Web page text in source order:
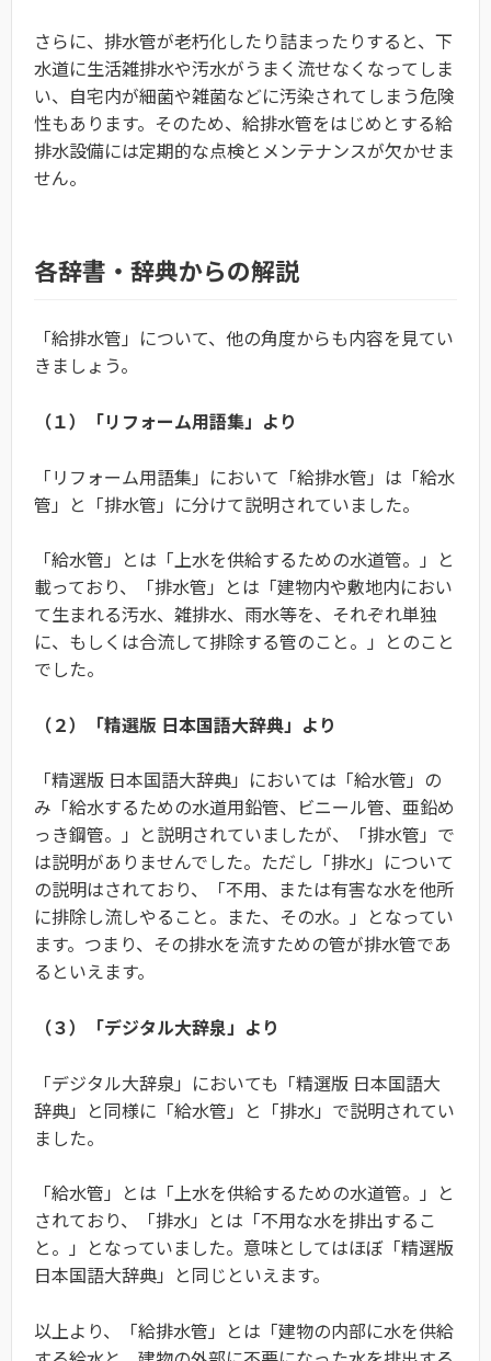
さらに、排水管が老朽化したり詰まったりすると、下
水道に生活雑排水や汚水がうまく流せなくなってしま
い、自宅内が細菌や雑菌などに汚染されてしまう危険
性もあります。そのため、給排水管をはじめとする給
排水設備には定期的な点検とメンテナンスが欠かせま
せん。
各辞書・辞典からの解説
「給排水管」について、他の角度からも内容を見てい
きましょう。
（１）「リフォーム用語集」より
「リフォーム用語集」において「給排水管」は「給水
管」と「排水管」に分けて説明されていました。
「給水管」とは「上水を供給するための水道管。」と
載っており、「排水管」とは「建物内や敷地内におい
て生まれる汚水、雑排水、雨水等を、それぞれ単独
に、もしくは合流して排除する管のこと。」とのこと
でした。
（２）「精選版 日本国語大辞典」より
「精選版 日本国語大辞典」においては「給水管」の
み「給水するための水道用鉛管、ビニール管、亜鉛め
っき鋼管。」と説明されていましたが、「排水管」で
は説明がありませんでした。ただし「排水」について
の説明はされており、「不用、または有害な水を他所
に排除し流しやること。また、その水。」となってい
ます。つまり、その排水を流すための管が排水管であ
るといえます。
（３）「デジタル大辞泉」より
「デジタル大辞泉」においても「精選版 日本国語大
辞典」と同様に「給水管」と「排水」で説明されてい
ました。
「給水管」とは「上水を供給するための水道管。」と
されており、「排水」とは「不用な水を排出するこ
と。」となっていました。意味としてはほぼ「精選版
日本国語大辞典」と同じといえます。
以上より、「給排水管」とは「建物の内部に水を供給